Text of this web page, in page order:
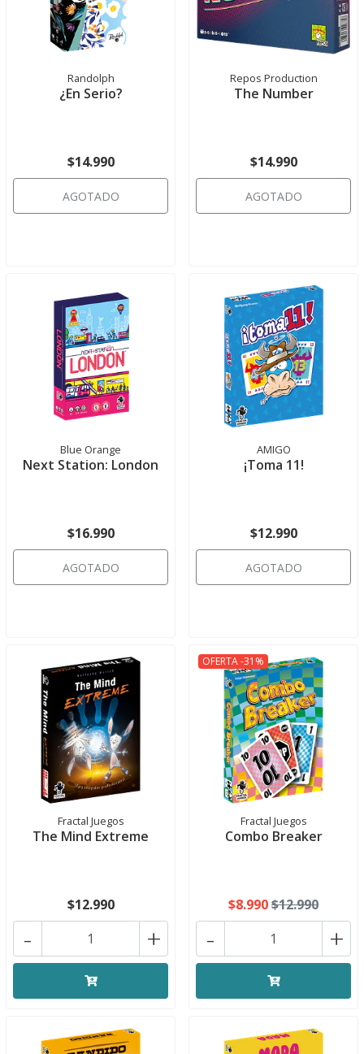
Randolph
¿En Serio?
$14.990
AGOTADO
Repos Production
The Number
$14.990
AGOTADO
Blue Orange
Next Station: London
$16.990
AGOTADO
AMIGO
¡Toma 11!
$12.990
AGOTADO
Fractal Juegos
The Mind Extreme
$12.990
+
-
OFERTA -31%
Fractal Juegos
Combo Breaker
$8.990$12.990
+
-